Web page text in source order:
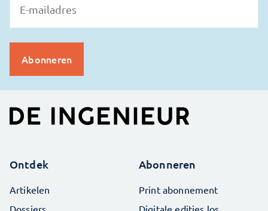
Ontdek
Artikelen
Dossiers
Abonneren
Print abonnement
Digitale edities los